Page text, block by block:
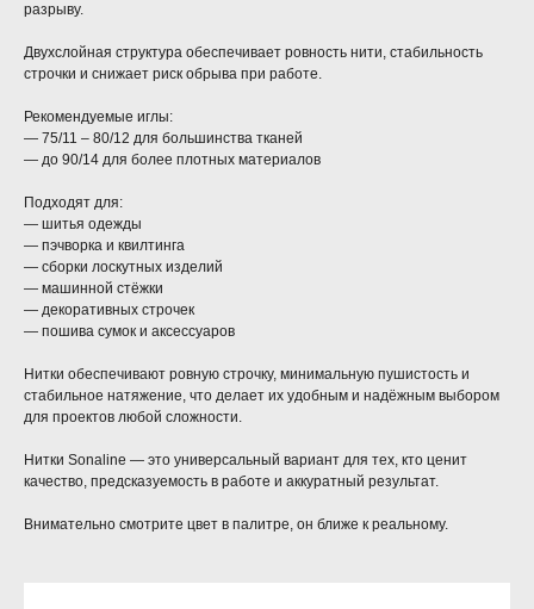
разрыву.
Двухслойная структура обеспечивает ровность нити, стабильность
строчки и снижает риск обрыва при работе.
Рекомендуемые иглы:
— 75/11 – 80/12 для большинства тканей
— до 90/14 для более плотных материалов
Подходят для:
— шитья одежды
— пэчворка и квилтинга
— сборки лоскутных изделий
— машинной стёжки
— декоративных строчек
— пошива сумок и аксессуаров
Нитки обеспечивают ровную строчку, минимальную пушистость и
стабильное натяжение, что делает их удобным и надёжным выбором
для проектов любой сложности.
Нитки Sonaline — это универсальный вариант для тех, кто ценит
качество, предсказуемость в работе и аккуратный результат.
Внимательно смотрите цвет в палитре, он ближе к реальному.